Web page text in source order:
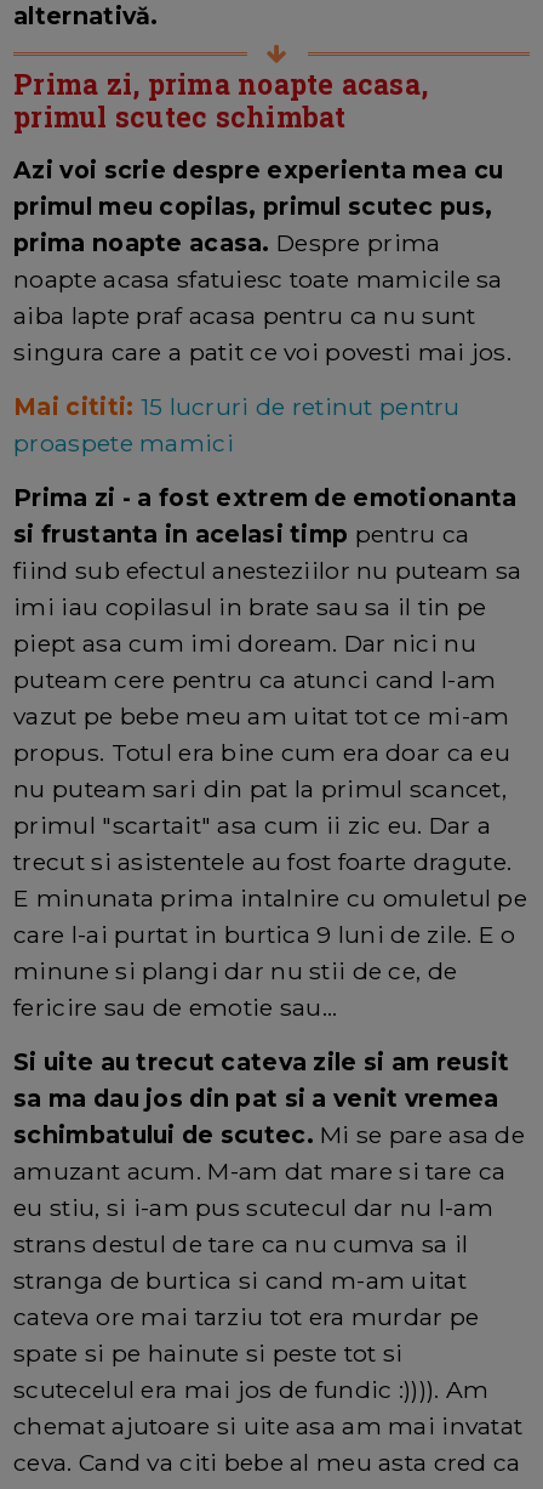
alternativă.
Prima zi, prima noapte acasa,
primul scutec schimbat
Azi voi scrie despre experienta mea cu
primul meu copilas, primul scutec pus,
prima noapte acasa. Despre prima
noapte acasa sfatuiesc toate mamicile sa
aiba lapte praf acasa pentru ca nu sunt
singura care a patit ce voi povesti mai jos.
Mai cititi: 15 lucruri de retinut pentru
proaspete mamici
Prima zi - a fost extrem de emotionanta
si frustanta in acelasi timp pentru ca
fiind sub efectul anesteziilor nu puteam sa
imi iau copilasul in brate sau sa il tin pe
piept asa cum imi doream. Dar nici nu
puteam cere pentru ca atunci cand l-am
vazut pe bebe meu am uitat tot ce mi-am
propus. Totul era bine cum era doar ca eu
nu puteam sari din pat la primul scancet,
primul "scartait" asa cum ii zic eu. Dar a
trecut si asistentele au fost foarte dragute.
E minunata prima intalnire cu omuletul pe
care l-ai purtat in burtica 9 luni de zile. E o
minune si plangi dar nu stii de ce, de
fericire sau de emotie sau...
Si uite au trecut cateva zile si am reusit
sa ma dau jos din pat si a venit vremea
schimbatului de scutec. Mi se pare asa de
amuzant acum. M-am dat mare si tare ca
eu stiu, si i-am pus scutecul dar nu l-am
strans destul de tare ca nu cumva sa il
stranga de burtica si cand m-am uitat
cateva ore mai tarziu tot era murdar pe
spate si pe hainute si peste tot si
scutecelul era mai jos de fundic :)))). Am
chemat ajutoare si uite asa am mai invatat
ceva. Cand va citi bebe al meu asta cred ca